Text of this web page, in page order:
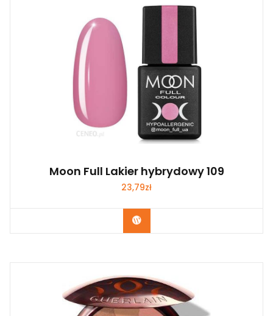
Moon Full Lakier hybrydowy 109
23,79zł
Zobacz